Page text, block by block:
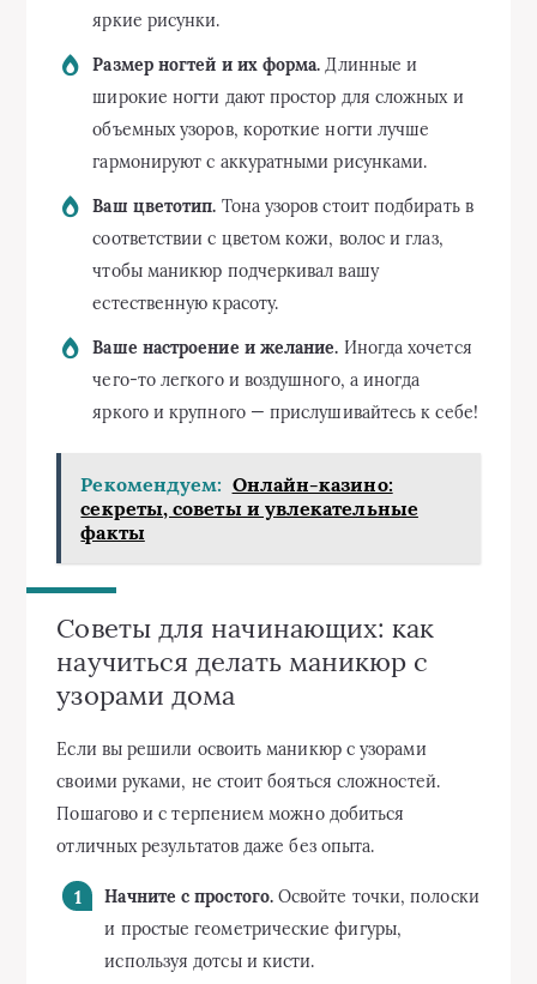
яркие рисунки.
Размер ногтей и их форма. Длинные и
широкие ногти дают простор для сложных и
объемных узоров, короткие ногти лучше
гармонируют с аккуратными рисунками.
Ваш цветотип. Тона узоров стоит подбирать в
соответствии с цветом кожи, волос и глаз,
чтобы маникюр подчеркивал вашу
естественную красоту.
Ваше настроение и желание. Иногда хочется
чего-то легкого и воздушного, а иногда
яркого и крупного — прислушивайтесь к себе!
Рекомендуем: Онлайн-казино:
секреты, советы и увлекательные
факты
Советы для начинающих: как
научиться делать маникюр с
узорами дома
Если вы решили освоить маникюр с узорами
своими руками, не стоит бояться сложностей.
Пошагово и с терпением можно добиться
отличных результатов даже без опыта.
Начните с простого.Освойте точки, полоски
и простые геометрические фигуры,
используя дотсы и кисти.